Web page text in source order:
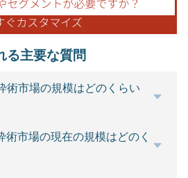
る主要な質問
術市場の規模はどのくらい
術市場の現在の規模はどのく